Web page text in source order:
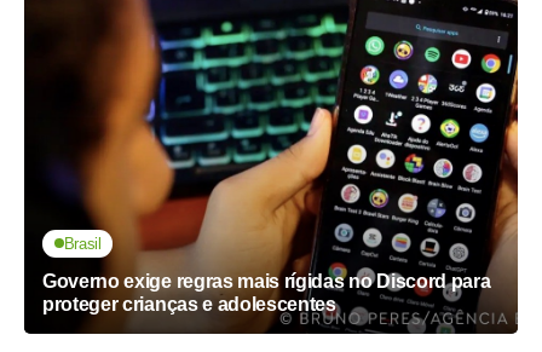
Brasil
Governo exige regras mais rígidas no Discord para
proteger crianças e adolescentes